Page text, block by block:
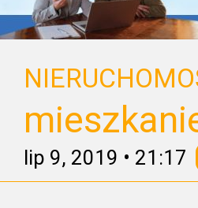
lip 9, 2019 • 21:17